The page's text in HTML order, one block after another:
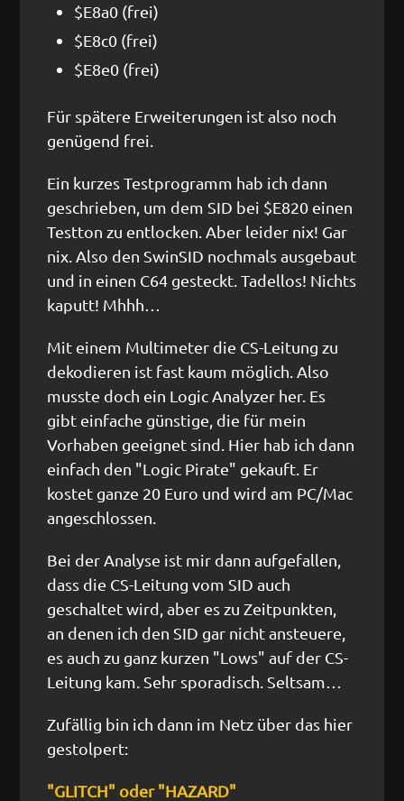
$E8a0 (frei)
$E8c0 (frei)
$E8e0 (frei)
Für spätere Erweiterungen ist also noch
genügend frei.
Ein kurzes Testprogramm hab ich dann
geschrieben, um dem SID bei $E820 einen
Testton zu entlocken. Aber leider nix! Gar
nix. Also den SwinSID nochmals ausgebaut
und in einen C64 gesteckt. Tadellos! Nichts
kaputt! Mhhh…
Mit einem Multimeter die CS-Leitung zu
dekodieren ist fast kaum möglich. Also
musste doch ein Logic Analyzer her. Es
gibt einfache günstige, die für mein
Vorhaben geeignet sind. Hier hab ich dann
einfach den "Logic Pirate" gekauft. Er
kostet ganze 20 Euro und wird am PC/Mac
angeschlossen.
Bei der Analyse ist mir dann aufgefallen,
dass die CS-Leitung vom SID auch
geschaltet wird, aber es zu Zeitpunkten,
an denen ich den SID gar nicht ansteuere,
es auch zu ganz kurzen "Lows" auf der CS-
Leitung kam. Sehr sporadisch. Seltsam…
Zufällig bin ich dann im Netz über das hier
gestolpert:
"GLITCH" oder "HAZARD"